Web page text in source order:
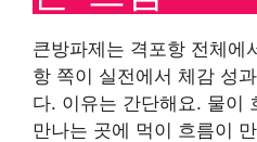
큰방파제는 격포항 전체에
항 쪽이 실전에서 체감 성
다. 이유는 간단해요. 물이
만나는 곳에 먹이 흐름이